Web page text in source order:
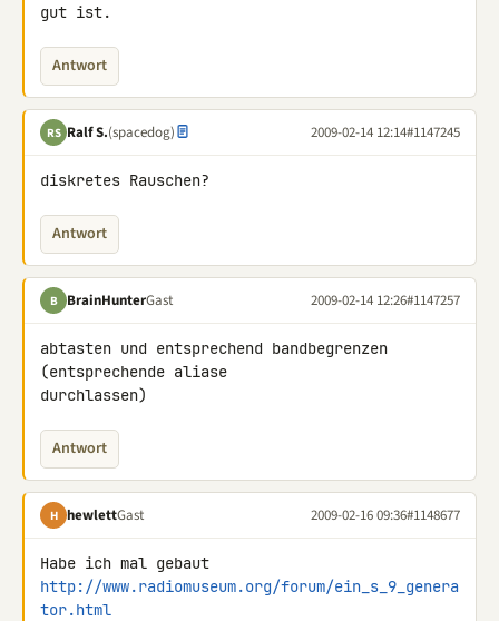
gut ist.
Antwort
RS Ralf S.(spacedog) 2009-02-14 12:14#1147245
diskretes Rauschen?
Antwort
B BrainHunterGast 2009-02-14 12:26#1147257
abtasten und entsprechend bandbegrenzen
(entsprechende aliase
durchlassen)
Antwort
H hewlettGast 2009-02-16 09:36#1148677
http://www.radiomuseum.org/forum/ein_s_9_genera
tor.html